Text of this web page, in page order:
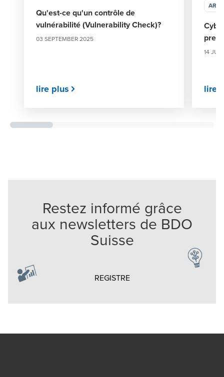
Qu'est-ce qu'un contrôle de
vulnérabilité (Vulnerability Check)?
03 SEPTEMBER 2025
lire plus
14
lire
Restez informé grâce
aux newsletters de BDO
Suisse
REGISTREOpens in a new window/